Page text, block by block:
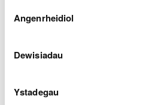
Gellirdarllen mwy am ein cwcis
Caniatâd
Angenrheidiol
Dewisiadau
Ystadegau
sicrhau bod ganddynt
bysgota, er mwyn
Cofiwch fod rhaid i
pysgota â gwialen ar
brithyllod, pysgod
neu lysywod gyda